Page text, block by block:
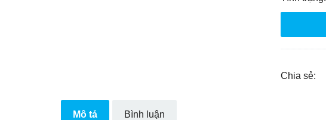
Chia sẻ:
Mô tả Bình luận